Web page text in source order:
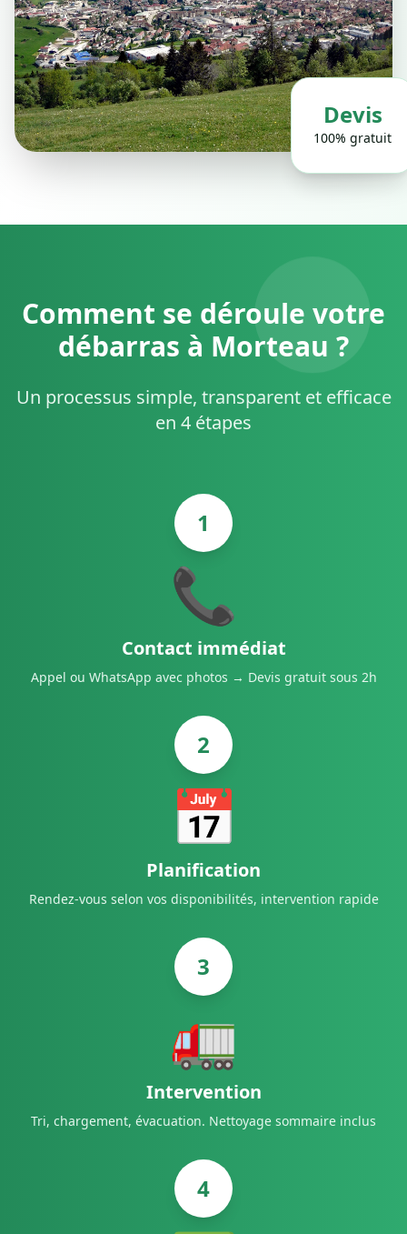
Devis
100% gratuit
Comment se déroule votre
débarras à Morteau ?
Un processus simple, transparent et efficace
en 4 étapes
1
📞
Contact immédiat
Appel ou WhatsApp avec photos → Devis gratuit sous 2h
2
📅
Planification
Rendez-vous selon vos disponibilités, intervention rapide
3
🚛
Intervention
Tri, chargement, évacuation. Nettoyage sommaire inclus
4